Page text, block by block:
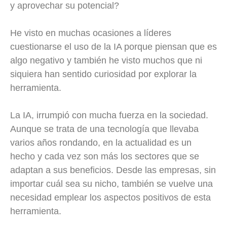
y aprovechar su potencial?
He visto en muchas ocasiones a líderes
cuestionarse el uso de la IA porque piensan que es
algo negativo y también he visto muchos que ni
siquiera han sentido curiosidad por explorar la
herramienta.
La IA, irrumpió con mucha fuerza en la sociedad.
Aunque se trata de una tecnología que llevaba
varios años rondando, en la actualidad es un
hecho y cada vez son más los sectores que se
adaptan a sus beneficios. Desde las empresas, sin
importar cuál sea su nicho, también se vuelve una
necesidad emplear los aspectos positivos de esta
herramienta.